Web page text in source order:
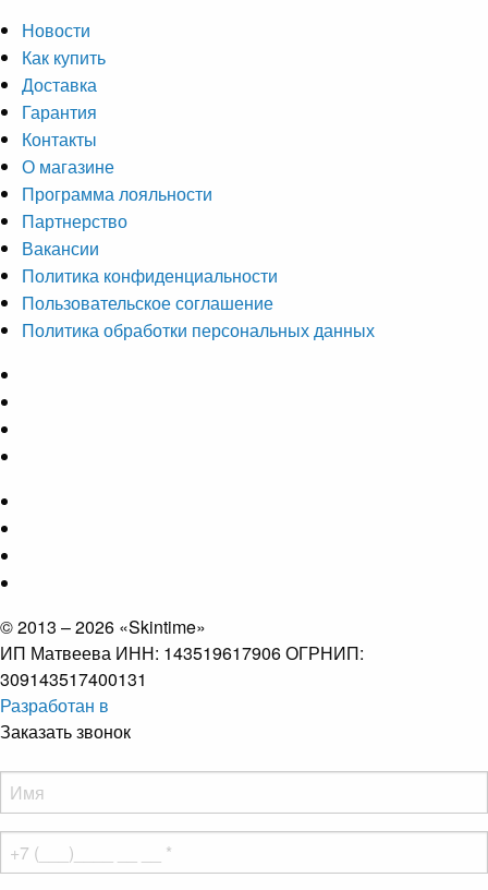
Новости
Как купить
Доставка
Гарантия
Контакты
О магазине
Программа лояльности
Партнерство
Вакансии
Политика конфиденциальности
Пользовательское соглашение
Политика обработки персональных данных
© 2013 – 2026 «Skintime»
ИП Матвеева ИНН: 143519617906 ОГРНИП:
309143517400131
Разработан в
Заказать звонок